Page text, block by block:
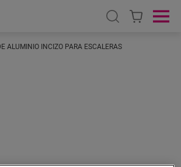
Open search
ALUMINIO INCIZO PARA ESCALERAS